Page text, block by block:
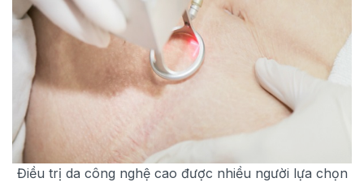
Điều trị da công nghệ cao được nhiều người lựa chọn